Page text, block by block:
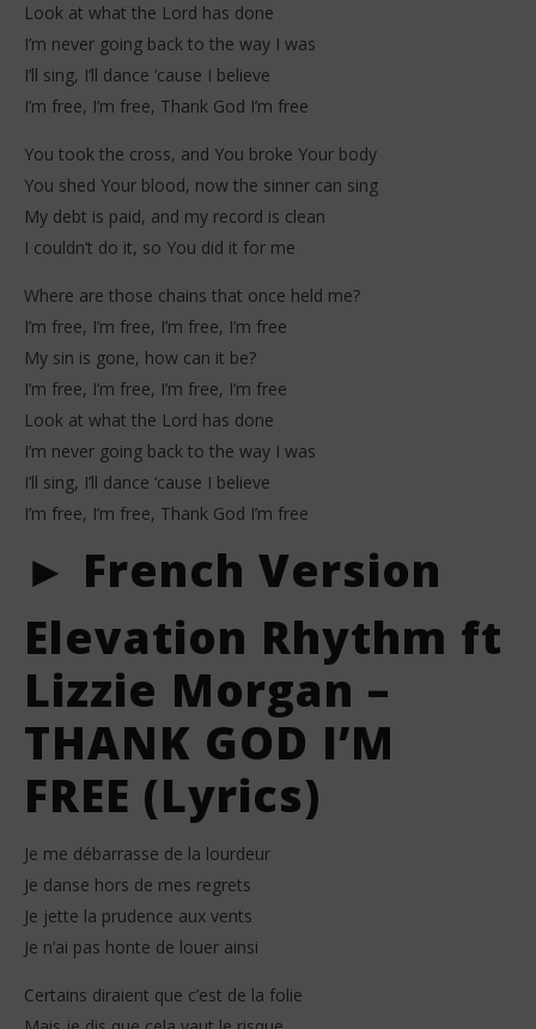
Look at what the Lord has done
I’m never going back to the way I was
I’ll sing, I’ll dance ‘cause I believe
I’m free, I’m free, Thank God I’m free
You took the cross, and You broke Your body
You shed Your blood, now the sinner can sing
My debt is paid, and my record is clean
I couldn’t do it, so You did it for me
Where are those chains that once held me?
I’m free, I’m free, I’m free, I’m free
My sin is gone, how can it be?
I’m free, I’m free, I’m free, I’m free
Look at what the Lord has done
I’m never going back to the way I was
I’ll sing, I’ll dance ‘cause I believe
I’m free, I’m free, Thank God I’m free
► French Version
Elevation Rhythm ft
Lizzie Morgan –
THANK GOD I’M
FREE (Lyrics)
Je me débarrasse de la lourdeur
Je danse hors de mes regrets
Je jette la prudence aux vents
Je n’ai pas honte de louer ainsi
Certains diraient que c’est de la folie